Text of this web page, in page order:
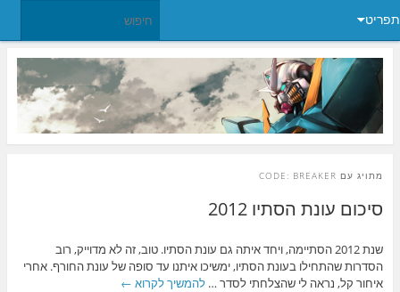
תפריט
מתויג עם CODE: BREAKER
סיכום עונת הסתיו 2012
שנת 2012 הסתיימה, ויחד איתה גם עונת הסתיו. טוב, זה לא מדוייק, רוב
הסדרות שהתחילו בעונת הסתיו, ימשיכו איתנו עד סופה של עונת החורף. אחרי
איחור קל, נראה לי שהצלחתי לסדר … להמשיך לקרוא ←